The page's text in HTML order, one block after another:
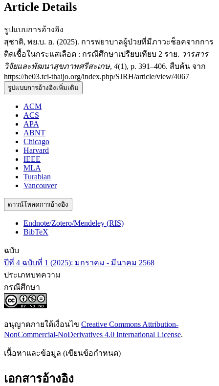
Article Details
รูปแบบการอ้างอิง
สุชาติ, พย.บ. อ. (2025). การพยาบาลผู้ป่วยที่มีภาวะช็อคจากการ
ติดเชื้อในกระแสเลือด : กรณีศึกษาเปรียบเทียบ 2 ราย. วารสาร
วิจัยและพัฒนาสุขภาพศรีสะเกษ, 4(1), p. 391–406. สืบค้น จาก
https://he03.tci-thaijo.org/index.php/SJRH/article/view/4067
รูปแบบการอ้างอิงเพิ่มเติม
ACM
ACS
APA
ABNT
Chicago
Harvard
IEEE
MLA
Turabian
Vancouver
ดาวน์โหลดการอ้างอิง
Endnote/Zotero/Mendeley (RIS)
BibTeX
ฉบับ
ปีที่ 4 ฉบับที่ 1 (2025): มกราคม - มีนาคม 2568
ประเภทบทความ
กรณีศึกษา
อนุญาตภายใต้เงื่อนไข Creative Commons Attribution-
NonCommercial-NoDerivatives 4.0 International License.
เนื้อหาและข้อมูล (เขียนข้อกำหนด)
เอกสารอ้างอิง